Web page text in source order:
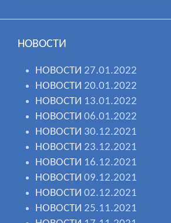
НОВОСТИ
НОВОСТИ 27.01.2022
НОВОСТИ 20.01.2022
НОВОСТИ 13.01.2022
НОВОСТИ 06.01.2022
НОВОСТИ 30.12.2021
НОВОСТИ 23.12.2021
НОВОСТИ 16.12.2021
НОВОСТИ 09.12.2021
НОВОСТИ 02.12.2021
НОВОСТИ 25.11.2021